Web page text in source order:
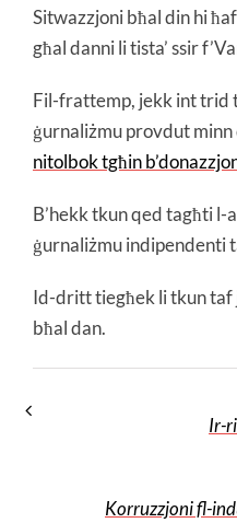
Sitwazzjoni bħal din hi
għal danni li tista’ ssir
Fil-frattemp, jekk int trid
ġurnaliżmu provdut minn
nitolbok tgħin
B’hekk tkun qed tagħti l-
ġurnaliżmu indipendenti
Id-dritt tiegħek li tkun taf
bħal dan.
Ir-
Korruzzjoni fl-